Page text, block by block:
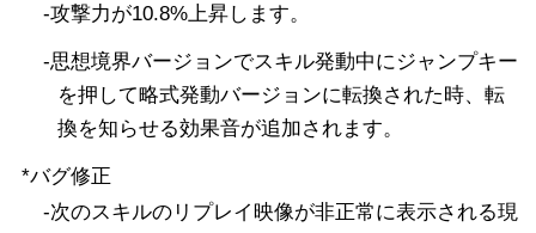
-攻撃力が10.8%上昇します。
-思想境界バージョンでスキル発動中にジャンプキー
を押して略式発動バージョンに転換された時、転
換を知らせる効果音が追加されます。
*バグ修正
-次のスキルのリプレイ映像が非正常に表示される現